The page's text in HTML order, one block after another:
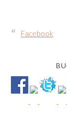
Facebook